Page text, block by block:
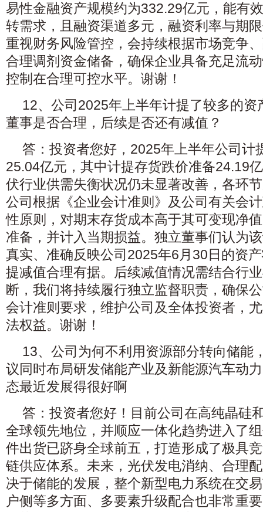
易性金融资产规模约为332.29亿元，能有
转需求，且融资渠道多元，融资利率与期
重视财务风险管控，会持续根据市场竞争
合理调剂资金储备，确保企业具备充足流
控制在合理可控水平。谢谢！
12、公司2025年上半年计提了较多的资
董事是否合理，后续是否还有减值？
答：投资者您好，2025年上半年公司计
25.04亿元，其中计提存货跌价准备24.19
伏行业供需失衡状况仍未显著改善，各环
公司根据《企业会计准则》及公司有关会
性原则，对期末存货成本高于其可变现净
准备，并计入当期损益。独立董事们认为
真实、准确反映公司2025年6月30日的资
提减值合理有据。后续减值情况需结合行
断，我们将持续履行独立监督职责，确保
会计准则要求，维护公司及全体投资者，
法权益。谢谢！
13、公司为何不利用资源部分转向储能
议同时布局研发储能产业及新能源汽车动
态最近发展得很好啊
答：投资者您好！目前公司在高纯晶硅
全球领先地位，并顺应一体化趋势进入了
件出货已跻身全球前五，打造形成了极具
链供应体系。未来，光伏发电消纳、合理
决于储能的发展，整个新型电力系统在交
户侧等多方面、多要素升级配合也非常重